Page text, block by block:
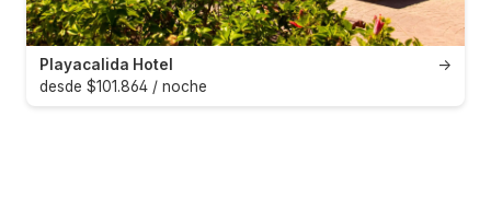
→
Playacalida Hotel
desde $101.864 / noche